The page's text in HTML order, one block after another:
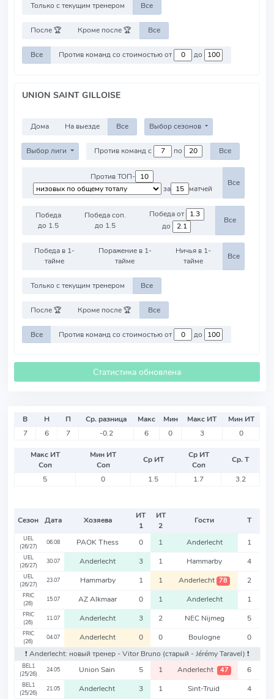
Только с текущим тренером Все
После 🏆 Кроме после 🏆 Все
Все Против команд со стоимостью от до
UNION SAINT GILLOISE
Дома На выезде Все Выбор сезонов
Выбор лиги Против команд с по Все
Против ТОП-
за
матчей
Все
Победа
до 1.5
Победа соп.
до 1.5
Победа от
до
Все
Победа в 1-
тайме
Поражение в 1-
тайме
Ничья в 1-
тайме
Все
Только с текущим тренером Все
После 🏆 Кроме после 🏆 Все
Все Против команд со стоимостью от до
Статистика обновлена
В Н П Ср. разница Макс Мин Макс ИТ
Мин ИТ
7
6 7 -0.2 6 0 3 0
Макс ИТ
Соп
Мин ИТ
Соп
Ср ИТ
Ср ИТ
Соп
Ср. Т
5
0 1.5 1.7 3.2
Сезон Дата Хозяева
ИТ
1
ИТ
2
Гости Т
UEL
(26/27)
06.08 PAOK Thess 0 1 Anderlecht 1
UEL
(26/27)
30.07 Anderlecht 3 1 Hammarby 4
UEL
(26/27)
23.07 Hammarby 1 1 Anderlecht 78 2
FRIC
(26)
15.07 AZ Alkmaar 0 1 Anderlecht 1
FRIC
(26)
11.07 Anderlecht 3 2 NEC Nijmeg 5
FRIC
(26)
04.07 Anderlecht 0 0 Boulogne
0
❗️ Anderlecht: новый тренер - Vitor Bruno (старый - Jérémy Taravel) ❗️
BEL1
(25/26)
24.05 Union Sain 5 1 Anderlecht 47 6
BEL1
(25/26)
21.05 Anderlecht 3 1 Sint-Truid 4